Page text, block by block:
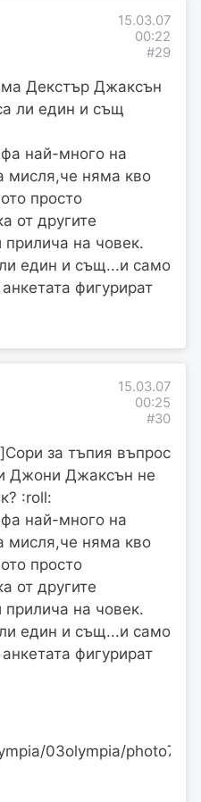
15.03.07
00:22
#29
Декстър Джаксън
ли един и същ
най-много на
мисля,че няма кво
просто
от другите
на човек.
един и същ...и само
фигурират
15.03.07
00:25
#30
за тъпия въпрос
Джони Джаксън не
:roll:
най-много на
мисля,че няма кво
просто
от другите
на човек.
един и същ...и само
фигурират
03olympia/